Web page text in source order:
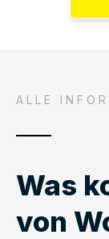
ALLE
Was
von